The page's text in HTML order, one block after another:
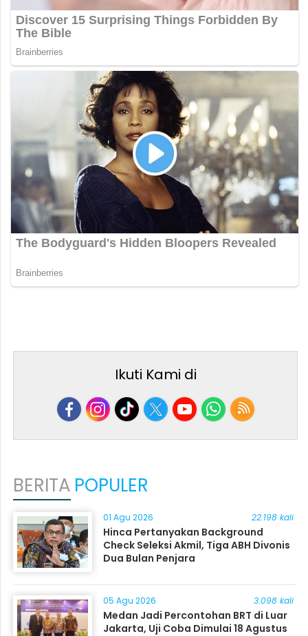
Ikuti Kami di
BERITA POPULER
01 Agu 2026 22.198 kali
Hinca Pertanyakan Background
Check Seleksi Akmil, Tiga ABH Divonis
Dua Bulan Penjara
05 Agu 2026 3.098 kali
Medan Jadi Percontohan BRT di Luar
Jakarta, Uji Coba Dimulai 18 Agustus